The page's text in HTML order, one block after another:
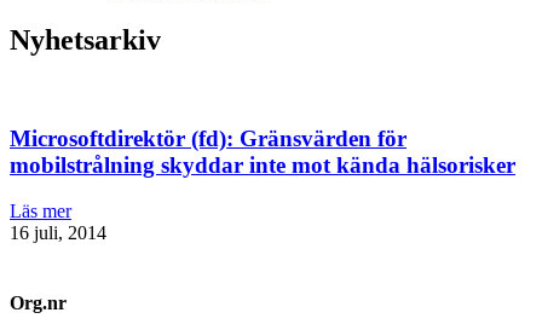
Nyhetsarkiv
Microsoftdirektör (fd): Gränsvärden för
mobilstrålning skyddar inte mot kända hälsorisker
Läs mer
16 juli, 2014
Org.nr